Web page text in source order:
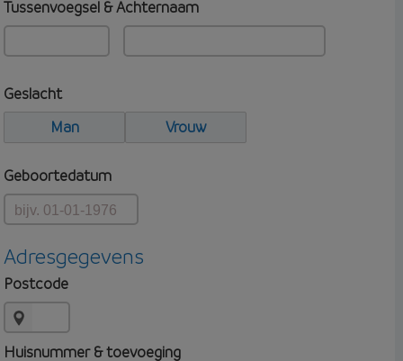
Tussenvoegsel & Achternaam
Geslacht
Man
Vrouw
Geboortedatum
Adresgegevens
Postcode
Huisnummer & toevoeging